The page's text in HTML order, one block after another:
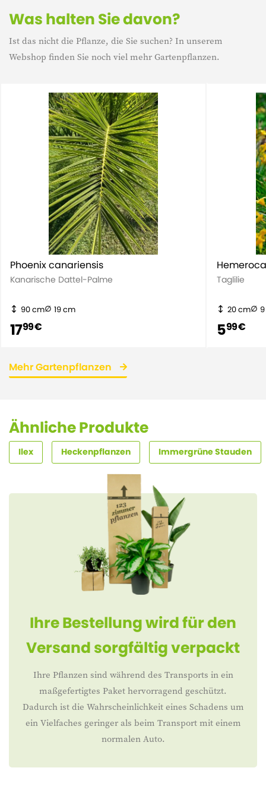
Was halten Sie davon?
Ist das nicht die Pflanze, die Sie suchen? In unserem
Webshop finden Sie noch viel mehr Gartenpflanzen.
Phoenix canariensis
Kanarische Dattel-Palme
90 cm 19 cm
1799 €
Taglilie
20 cm
599 €
Mehr Gartenpflanzen
Ähnliche Produkte
Ilex Heckenpflanzen Immergrüne Stauden
Ihre Bestellung wird für den
Versand sorgfältig verpackt
Ihre Pflanzen sind während des Transports in ein
maßgefertigtes Paket hervorragend geschützt.
Dadurch ist die Wahrscheinlichkeit eines Schadens um
ein Vielfaches geringer als beim Transport mit einem
normalen Auto.